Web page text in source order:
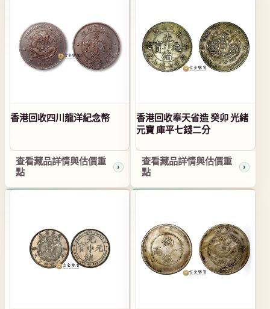
香港回收四川龍洋紀念幣
查看藏品詳情與估價重
點
香港回收奉天省造 癸卯 光緒
元寶 庫平七錢二分
查看藏品詳情與估價重
點